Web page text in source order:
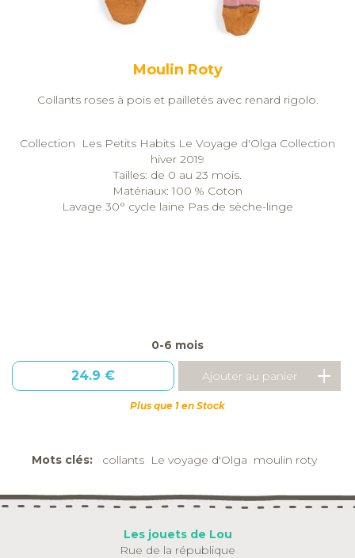
Moulin Roty
Collants roses à pois et pailletés avec renard rigolo.
Collection Les Petits Habits Le Voyage d'Olga Collection
hiver 2019
Tailles: de 0 au 23 mois.
Matériaux: 100 % Coton
Lavage 30° cycle laine Pas de sèche-linge
0-6 mois
24.9 €
Plus que 1 en Stock
Mots clés: collants Le voyage d'Olga moulin roty
Les jouets de Lou
Rue de la république